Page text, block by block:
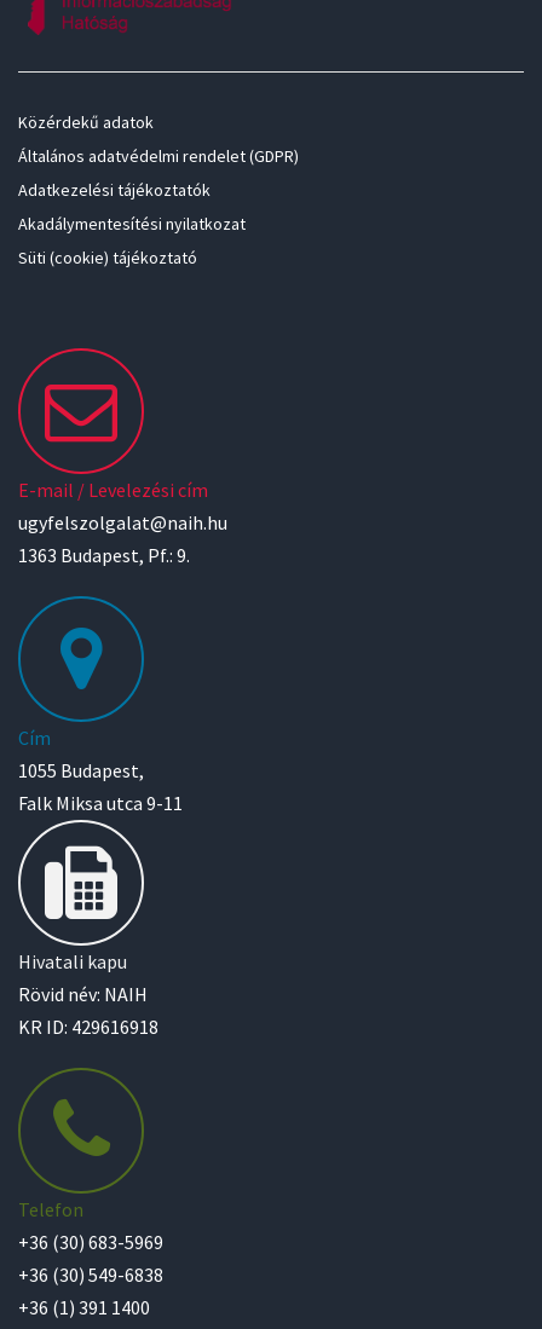
Közérdekű adatok
Általános adatvédelmi rendelet (GDPR)
Adatkezelési tájékoztatók
Akadálymentesítési nyilatkozat
Süti (cookie) tájékoztató
E-mail / Levelezési cím
ugyfelszolgalat@naih.hu
1363 Budapest, Pf.: 9.
Cím
1055 Budapest,
Falk Miksa utca 9-11
Hivatali kapu
Rövid név: NAIH
KR ID: 429616918
Telefon
+36 (30) 683-5969
+36 (30) 549-6838
+36 (1) 391 1400